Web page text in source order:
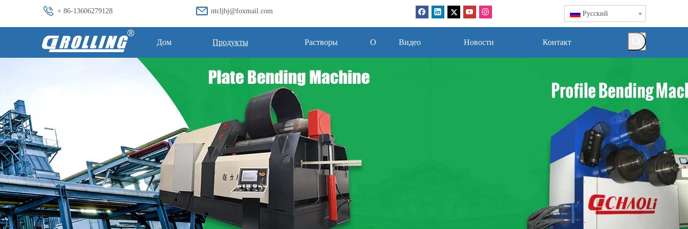
+ 86-13606279128 ntcljbj@foxmail.com Pусский
Дом Продукты Растворы О Видео Новости Контакт